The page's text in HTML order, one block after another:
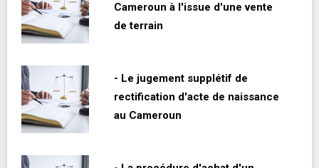
Cameroun à l'issue d'une vente
de terrain
- Le jugement supplétif de
rectification d'acte de naissance
au Cameroun